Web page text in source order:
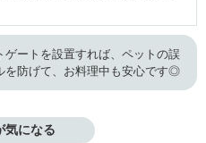
ゲートを設置すれば、ペットの誤
を防げて、お料理中も安心です◎
気になる